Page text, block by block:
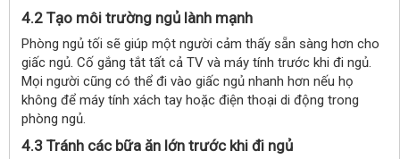
4.2 Tạo môi trường ngủ lành mạnh
Phòng ngủ tối sẽ giúp một người cảm thấy sẵn sàng hơn cho
giấc ngủ. Cố gắng tắt tất cả TV và máy tính trước khi đi ngủ.
Mọi người cũng có thể đi vào giấc ngủ nhanh hơn nếu họ
không để máy tính xách tay hoặc điện thoại di động trong
phòng ngủ.
4.3 Tránh các bữa ăn lớn trước khi đi ngủ